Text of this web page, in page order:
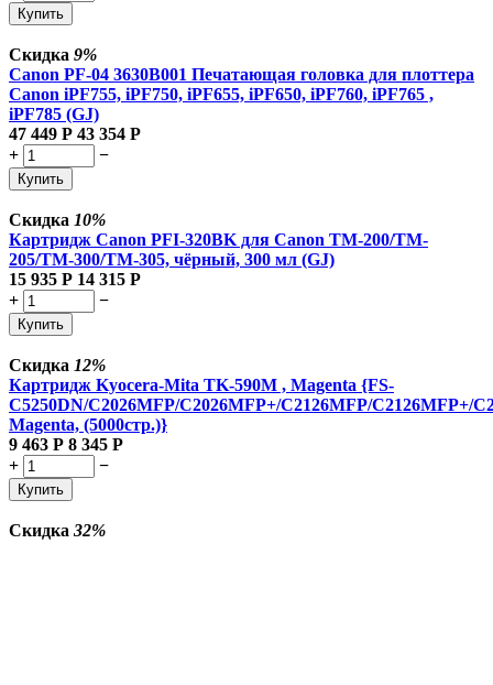
Купить
Скидка 9%
Canon PF-04 3630B001 Печатающая головка для плоттера
Canon iPF755, iPF750, iPF655, iPF650, iPF760, iPF765 ,
iPF785 (GJ)
47 449 Р 43 354 Р
+
−
Купить
Скидка 10%
Картридж Canon PFI-320BK для Canon TM-200/TM-
205/TM-300/TM-305, чёрный, 300 мл (GJ)
15 935 Р 14 315 Р
+
−
Купить
Скидка 12%
Картридж Kyocera-Mita TK-590M , Magenta {FS-
C5250DN/C2026MFP/C2026MFP+/C2126MFP/C2126MFP+/
Magenta, (5000стр.)}
9 463 Р 8 345 Р
+
−
Купить
Скидка 32%